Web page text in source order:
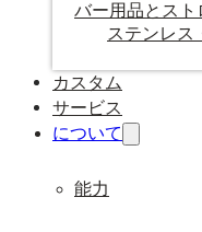
バー用品とスト
ステンレス
カスタム
サービス
について
能力